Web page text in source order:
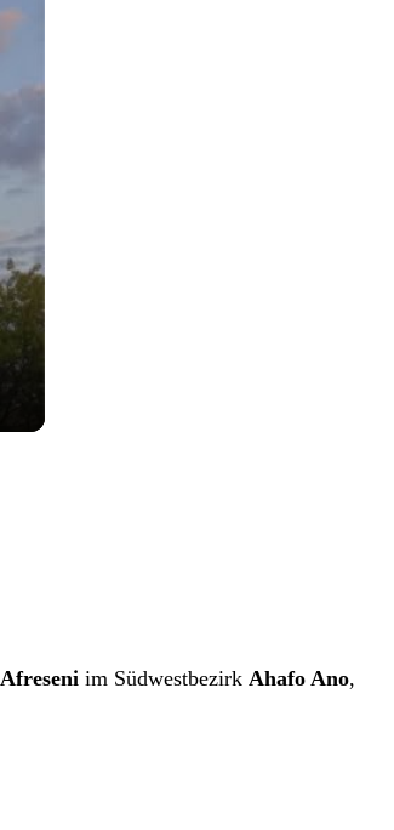
Afreseni im Südwestbezirk Ahafo Ano,